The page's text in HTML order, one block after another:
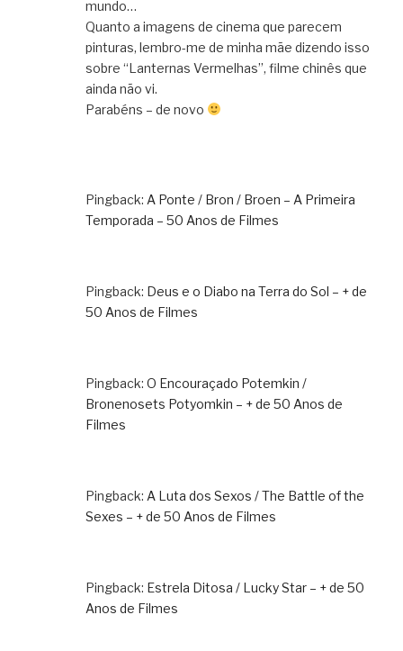
mundo…
Quanto a imagens de cinema que parecem
pinturas, lembro-me de minha mãe dizendo isso
sobre “Lanternas Vermelhas”, filme chinês que
ainda não vi.
Parabéns – de novo
Pingback: A Ponte / Bron / Broen – A Primeira
Temporada – 50 Anos de Filmes
Pingback: Deus e o Diabo na Terra do Sol – + de
50 Anos de Filmes
Pingback: O Encouraçado Potemkin /
Bronenosets Potyomkin – + de 50 Anos de
Filmes
Pingback: A Luta dos Sexos / The Battle of the
Sexes – + de 50 Anos de Filmes
Pingback: Estrela Ditosa / Lucky Star – + de 50
Anos de Filmes